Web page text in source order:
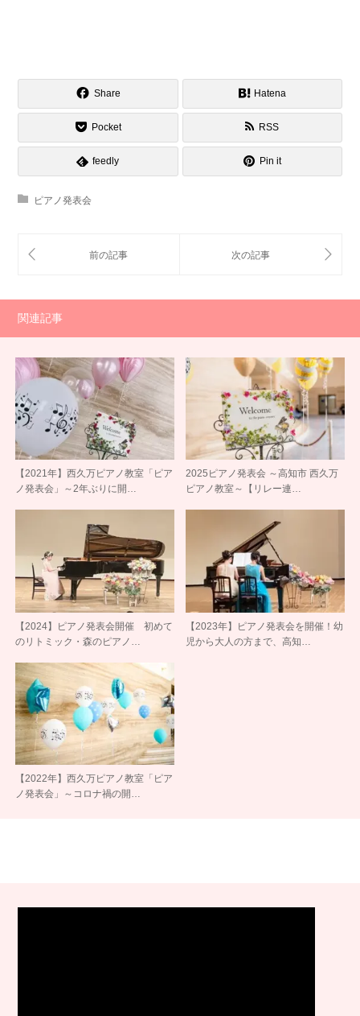
Share Hatena
Pocket RSS
feedly Pin it
ピアノ発表会
関連記事
【2021年】西久万ピアノ教室「ピア
ノ発表会」～2年ぶりに開…
2025ピアノ発表会 ～高知市 西久万
ピアノ教室～【リレー連…
【2024】ピアノ発表会開催 初めて
のリトミック・森のピアノ…
【2023年】ピアノ発表会を開催！幼
児から大人の方まで、高知…
【2022年】西久万ピアノ教室「ピア
ノ発表会」～コロナ禍の開…